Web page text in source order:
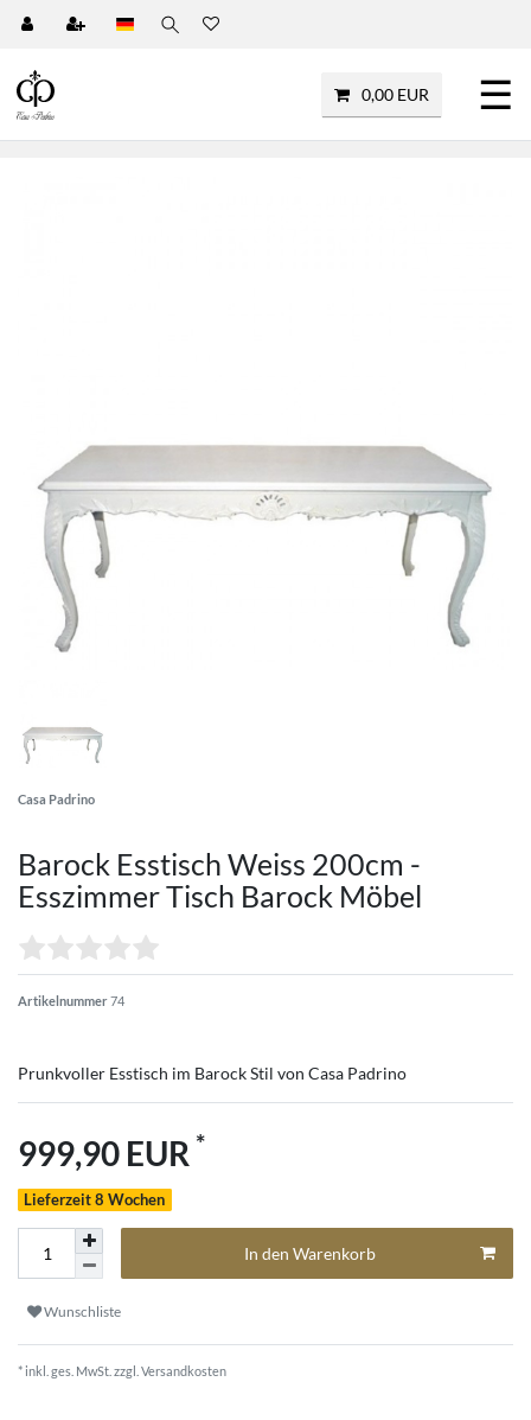
0,00 EUR ☰
Casa Padrino
Barock Esstisch Weiss 200cm -
Esszimmer Tisch Barock Möbel
Artikelnummer74
Prunkvoller Esstisch im Barock Stil von Casa Padrino
999,90 EUR *
Lieferzeit 8 Wochen
In den Warenkorb
Wunschliste
* inkl. ges. MwSt. zzgl. Versandkosten